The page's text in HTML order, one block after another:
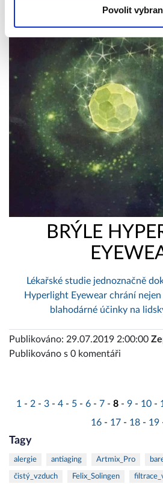
Povolit
BRÝLE
Lékařské studie jednoznačně
Hyperlight Eyewear chrání
blahodárné účinky na
Publikováno: 29.07.2019 2:00:00
Publikováno s 0 komentáři
1 - 2 - 3 - 4 - 5 - 6 - 7 - 8 - 9 - 10 -
16 - 17 - 18 - 19
Tagy
alergie antiaging Artmix_Pro
čistý_vzduch Felix_Solingen